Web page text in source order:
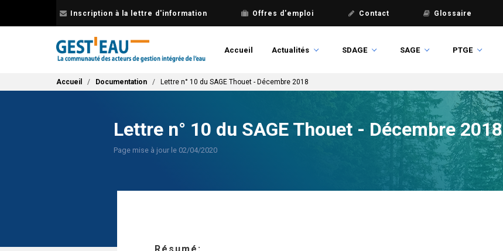
Inscription à la lettre d'information Offres d'emploi Contact Glossaire
Accueil Actualités SDAGE SAGE PTGE
Fil d'Ariane
Accueil Documentation Lettre n° 10 du SAGE Thouet - Décembre 2018
Lettre n° 10 du SAGE Thouet - Décembre 2018
Page mise à jour le 02/04/2020